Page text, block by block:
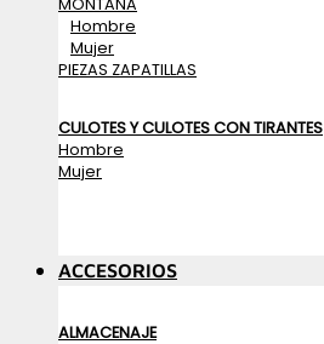
MONTAÑA
Hombre
Mujer
PIEZAS ZAPATILLAS
CULOTES Y CULOTES CON TIRANTES
Hombre
Mujer
ACCESORIOS
ALMACENAJE